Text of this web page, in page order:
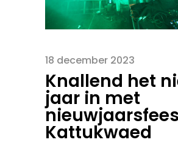
18 december 2023
Knallend het
jaar in met
Kattukwaed